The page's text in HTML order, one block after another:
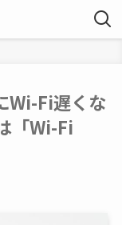
Wi-Fi遅くな
「Wi-Fi